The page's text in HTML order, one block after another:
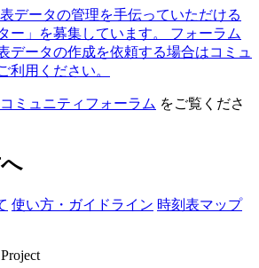
データの管理を手伝っていただける
ー」を募集しています。
フォーラム
データの作成を依頼する場合はコミュ
利用ください。
コミュニティフォーラム をご覧くださ
使い方・ガイドライン 時刻表マップ